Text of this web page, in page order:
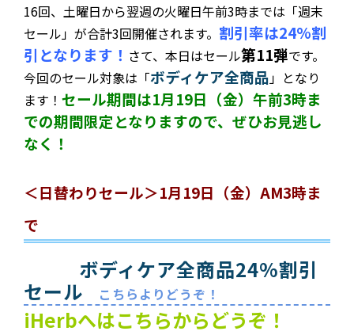
16回、土曜日から翌週の火曜日午前3時までは「週末
セール」が合計3回開催されます。 割引率は24%割
引となります！ さて、本日はセール第11弾です。
今回のセール対象は「ボディケア全商品 」となり
ます！ セール期間は1月19日（金）午前3時ま
での期間限定となりますので、ぜひお見逃し
なく！
＜日替わりセール＞1月19日（金）AM3時ま
で
ボディケア全商品24%割引
セール
こちらよりどうぞ！
iHerbへはこちらからどうぞ！